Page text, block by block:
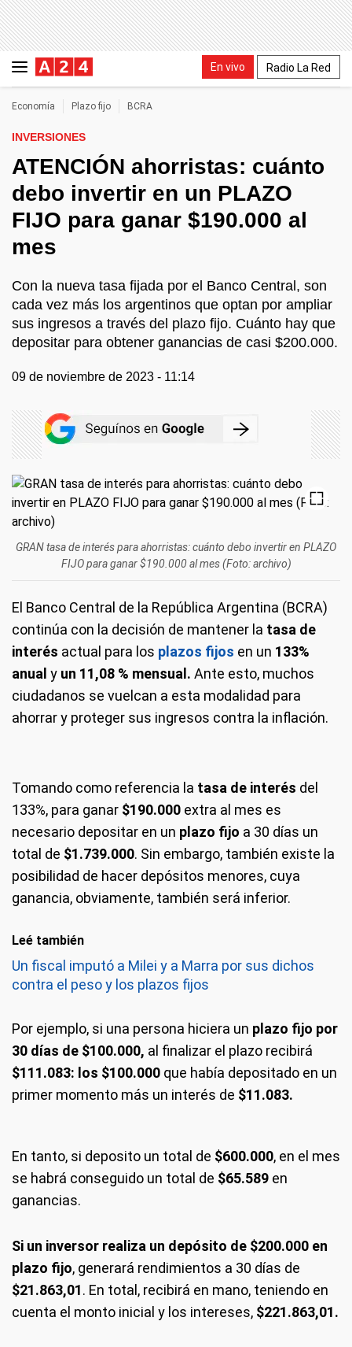
En vivo Radio La Red
Economía Plazo fijo BCRA
INVERSIONES
ATENCIÓN ahorristas: cuánto
debo invertir en un PLAZO
FIJO para ganar $190.000 al
mes
Con la nueva tasa fijada por el Banco Central, son
cada vez más los argentinos que optan por ampliar
sus ingresos a través del plazo fijo. Cuánto hay que
depositar para obtener ganancias de casi $200.000.
09 de noviembre de 2023 - 11:14
GRAN tasa de interés para ahorristas: cuánto debo invertir en PLAZO
FIJO para ganar $190.000 al mes (Foto: archivo)
El Banco Central de la República Argentina (BCRA)
continúa con la decisión de mantener la tasa de
interés actual para los plazos fijos en un 133%
anual y un 11,08 % mensual. Ante esto, muchos
ciudadanos se vuelcan a esta modalidad para
ahorrar y proteger sus ingresos contra la inflación.
Tomando como referencia la tasa de interés del
133%, para ganar $190.000 extra al mes es
necesario depositar en un plazo fijo a 30 días un
total de $1.739.000. Sin embargo, también existe la
posibilidad de hacer depósitos menores, cuya
ganancia, obviamente, también será inferior.
Leé también
Un fiscal imputó a Milei y a Marra por sus dichos
contra el peso y los plazos fijos
Por ejemplo, si una persona hiciera un plazo fijo por
30 días de $100.000, al finalizar el plazo recibirá
$111.083: los $100.000 que había depositado en un
primer momento más un interés de $11.083.
En tanto, si deposito un total de $600.000, en el mes
se habrá conseguido un total de $65.589 en
ganancias.
Si un inversor realiza un depósito de $200.000 en
plazo fijo, generará rendimientos a 30 días de
$21.863,01. En total, recibirá en mano, teniendo en
cuenta el monto inicial y los intereses, $221.863,01.